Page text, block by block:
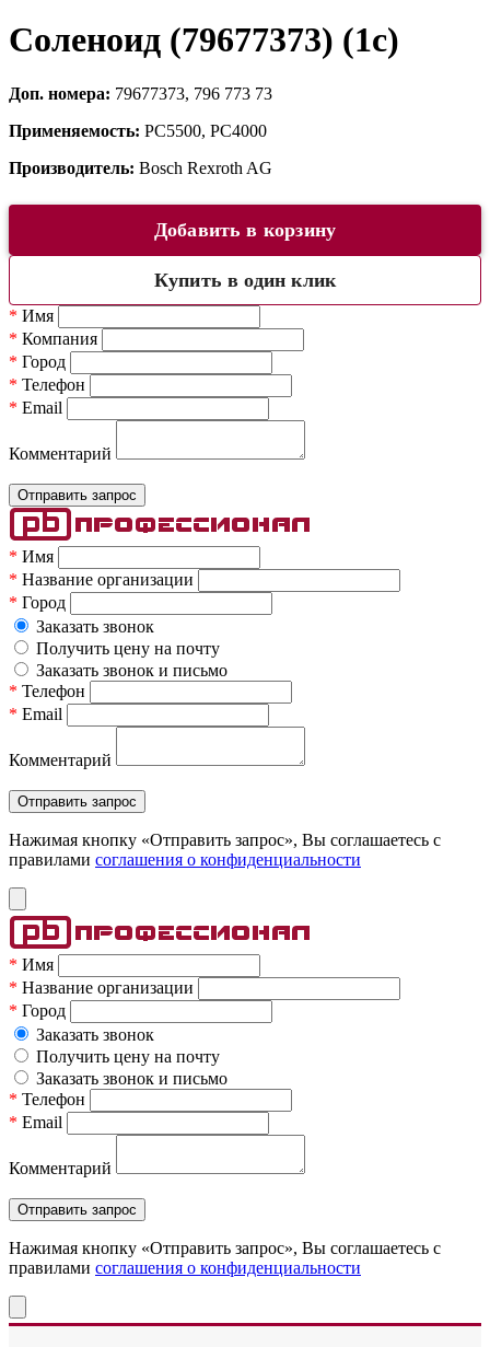
Соленоид (79677373) (1c)
Доп. номера: 79677373, 796 773 73
Применяемость: PC5500, PC4000
Производитель: Bosch Rexroth AG
Добавить в корзину
Купить в один клик
* Имя
* Компания
* Город
* Телефон
* Email
Комментарий
* Имя
* Название организации
* Город
Заказать звонок
Получить цену на почту
Заказать звонок и письмо
* Телефон
* Email
Комментарий
Нажимая кнопку «Отправить запрос», Вы соглашаетесь c
правилами соглашения о конфиденциальности
* Имя
* Название организации
* Город
Заказать звонок
Получить цену на почту
Заказать звонок и письмо
* Телефон
* Email
Комментарий
Нажимая кнопку «Отправить запрос», Вы соглашаетесь c
правилами соглашения о конфиденциальности